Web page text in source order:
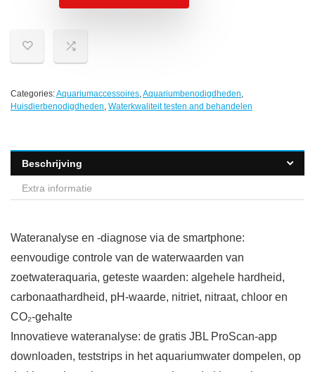
Categories:Aquariumaccessoires,Aquariumbenodigdheden,
Huisdierbenodigdheden, Waterkwaliteit testen and behandelen
Beschrijving
Extra informatie
Wateranalyse en -diagnose via de smartphone:
eenvoudige controle van de waterwaarden van
zoetwateraquaria, geteste waarden: algehele hardheid,
carbonaathardheid, pH-waarde, nitriet, nitraat, chloor en
CO₂-gehalte
Innovatieve wateranalyse: de gratis JBL ProScan-app
downloaden, teststrips in het aquariumwater dompelen, op